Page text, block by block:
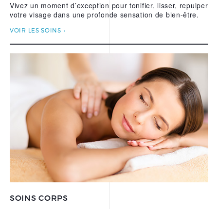
Vivez un moment d’exception pour tonifier, lisser, repulper
votre visage dans une profonde sensation de bien-être.
VOIR LES SOINS
SOINS CORPS